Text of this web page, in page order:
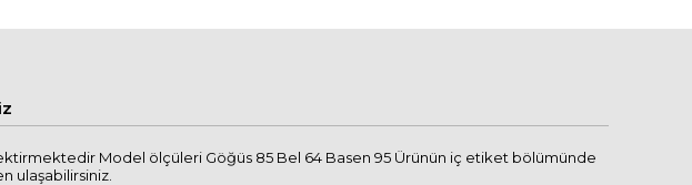
Model ölçüleri Göğüs 85 Bel 64 Basen 95 Ürünün iç etiket bölümünde
ulaşabilirsiniz.